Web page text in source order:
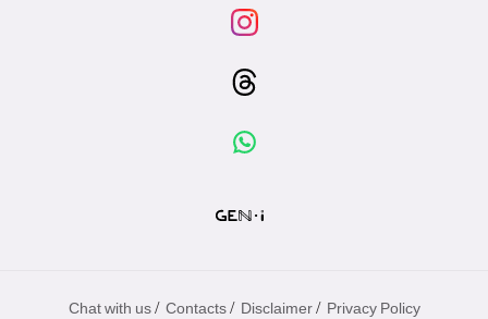
Chat with us / Contacts / Disclaimer / Privacy Policy